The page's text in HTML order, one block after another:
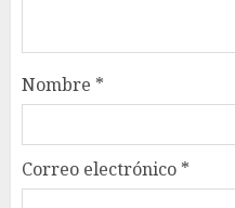
Nombre *
Correo electrónico *